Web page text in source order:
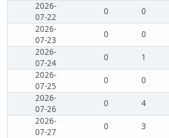
2026-
07-22
0 0
2026-
07-23
0 0
2026-
07-24
0 1
2026-
07-25
0 0
2026-
07-26
0 4
2026-
07-27
0 3